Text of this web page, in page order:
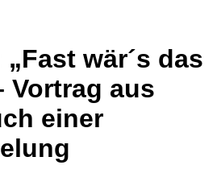
„Fast wär´s das
Vortrag aus
einer